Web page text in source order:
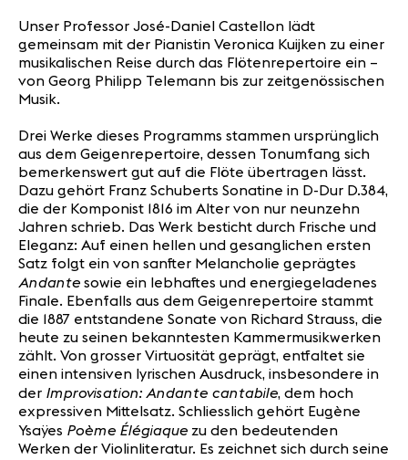
Unser Professor José-Daniel Castellon lädt
gemeinsam mit der Pianistin Veronica Kuijken zu einer
musikalischen Reise durch das Flötenrepertoire ein –
von Georg Philipp Telemann bis zur zeitgenössischen
Musik.
Drei Werke dieses Programms stammen ursprünglich
aus dem Geigenrepertoire, dessen Tonumfang sich
bemerkenswert gut auf die Flöte übertragen lässt.
Dazu gehört Franz Schuberts Sonatine in D-Dur D.384,
die der Komponist 1816 im Alter von nur neunzehn
Jahren schrieb. Das Werk besticht durch Frische und
Eleganz: Auf einen hellen und gesanglichen ersten
Satz folgt ein von sanfter Melancholie geprägtes
Andante sowie ein lebhaftes und energiegeladenes
Finale. Ebenfalls aus dem Geigenrepertoire stammt
die 1887 entstandene Sonate von Richard Strauss, die
heute zu seinen bekanntesten Kammermusikwerken
zählt. Von grosser Virtuosität geprägt, entfaltet sie
einen intensiven lyrischen Ausdruck, insbesondere in
der Improvisation: Andante cantabile, dem hoch
expressiven Mittelsatz. Schliesslich gehört Eugène
Ysaÿes Poème Élégiaque zu den bedeutenden
Werken der Violinliteratur. Es zeichnet sich durch seine